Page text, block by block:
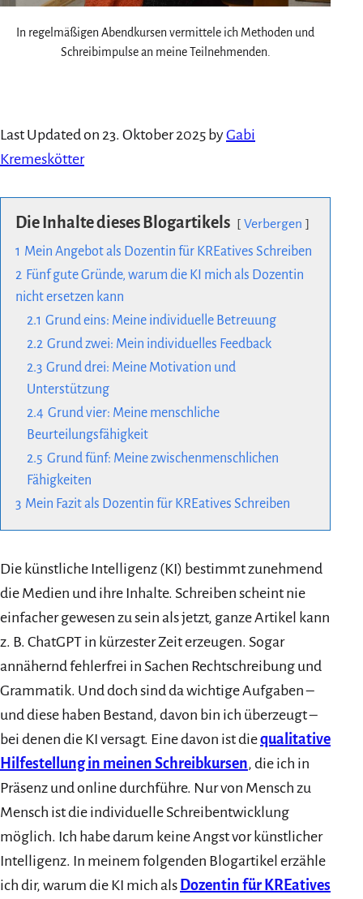
In regelmäßigen Abendkursen vermittele ich Methoden und
Schreibimpulse an meine Teilnehmenden.
Last Updated on 23. Oktober 2025 byGabi
Kremeskötter
Die Inhalte dieses Blogartikels
Verbergen
1 Mein Angebot als Dozentin für KREatives Schreiben
2 Fünf gute Gründe, warum die KI mich als Dozentin
nicht ersetzen kann
2.1 Grund eins: Meine individuelle Betreuung
2.2 Grund zwei: Mein individuelles Feedback
2.3 Grund drei: Meine Motivation und
Unterstützung
2.4 Grund vier: Meine menschliche
Beurteilungsfähigkeit
2.5 Grund fünf: Meine zwischenmenschlichen
Fähigkeiten
3 Mein Fazit als Dozentin für KREatives Schreiben
Die künstliche Intelligenz (KI) bestimmt zunehmend
die Medien und ihre Inhalte. Schreiben scheint nie
einfacher gewesen zu sein als jetzt, ganze Artikel kann
z. B. ChatGPT in kürzester Zeit erzeugen. Sogar
annähernd fehlerfrei in Sachen Rechtschreibung und
Grammatik. Und doch sind da wichtige Aufgaben –
und diese haben Bestand, davon bin ich überzeugt –
bei denen die KI versagt. Eine davon ist diequalitative
Hilfestellung in meinen Schreibkursen, die ich in
Präsenz und online durchführe. Nur von Mensch zu
Mensch ist die individuelle Schreibentwicklung
möglich. Ich habe darum keine Angst vor künstlicher
Intelligenz. In meinem folgenden Blogartikel erzähle
ich dir, warum die KI mich als Dozentin für KREatives